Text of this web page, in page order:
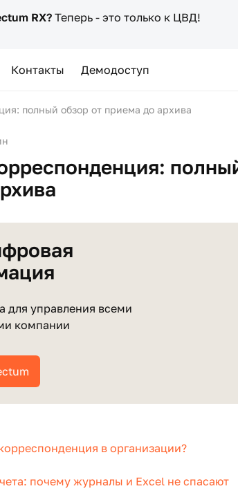
RX? Теперь - это только к ЦВД!
Контакты Демодоступ
полный обзор от приема до архива
для управления всеми
компании
в организации?
почему журналы и Excel не спасают